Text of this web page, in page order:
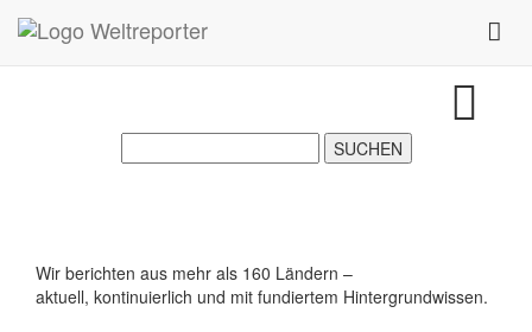
Zum Inhalt springen
Wir berichten aus mehr als 160 Ländern –
aktuell, kontinuierlich und mit fundiertem Hintergrundwissen.